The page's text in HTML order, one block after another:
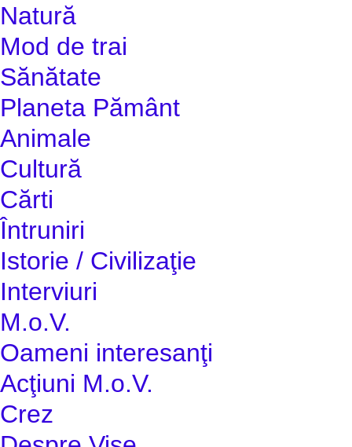
Natură
Mod de trai
Sănătate
Planeta Pământ
Animale
Cultură
Cărti
Întruniri
Istorie / Civilizaţie
Interviuri
M.o.V.
Oameni interesanţi
Acţiuni M.o.V.
Crez